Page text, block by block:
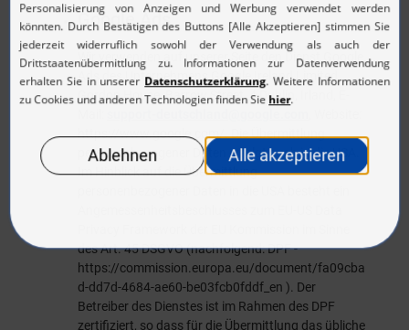
Google Ads
Wir verwenden auf unserer Seite den Dienst Google
Ads des Unternehmens Google Ireland Limited,
Gordon House, Barrow Street, 4 Dublin, Irland, E-
https://www.google.com/. Die Übermittlung
personenbezogener Daten erfolgt auch in die USA.
Im Hinblick auf die Übermittlung
des Art. 45 DSGVO (nachfolgend: DPF -
https://commission.europa.eu/document/fa09cba
d-dd7d-4684-ae60-be03fcb0fddf_en ). Der
Betreiber des Dienstes ist im Rahmen des DPF
zertifiziert, so dass für die Übermittlung das übliche